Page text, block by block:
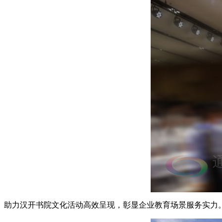
助力汉开书院文化活动高效呈现，彰显企业教育场景服务实力